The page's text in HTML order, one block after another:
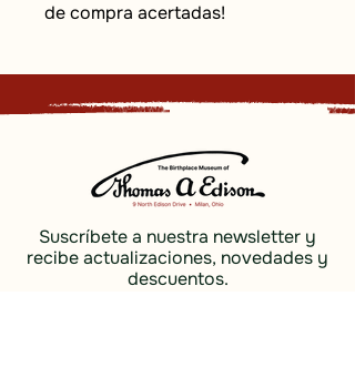
de compra acertadas!
Suscríbete a nuestra newsletter y
recibe actualizaciones, novedades y
descuentos.